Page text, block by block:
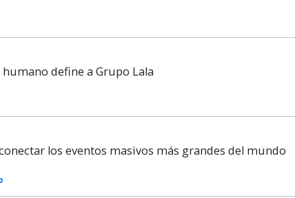
define a Grupo Lala
los eventos masivos más grandes del mundo